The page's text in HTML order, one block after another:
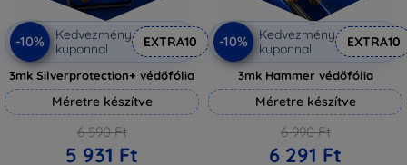
-10%
Kedvezmény
kuponnal
EXTRA10
3mk Silverprotection+ védőfólia
Méretre készítve
6 590 Ft
5 931 Ft
-10%
Kedvezmény
kuponnal
EXTRA10
3mk Hammer védőfólia
Méretre készítve
6 990 Ft
6 291 Ft